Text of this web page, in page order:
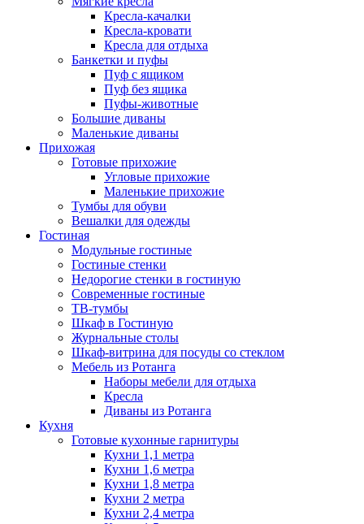
Кресла-качалки
Кресла-кровати
Кресла для отдыха
Банкетки и пуфы
Пуф с ящиком
Пуф без ящика
Пуфы-животные
Большие диваны
Маленькие диваны
Прихожая
Готовые прихожие
Угловые прихожие
Маленькие прихожие
Тумбы для обуви
Вешалки для одежды
Гостиная
Модульные гостиные
Гостиные стенки
Недорогие стенки в гостиную
Современные гостиные
ТВ-тумбы
Шкаф в Гостиную
Журнальные столы
Шкаф-витрина для посуды со стеклом
Мебель из Ротанга
Наборы мебели для отдыха
Кресла
Диваны из Ротанга
Кухня
Готовые кухонные гарнитуры
Кухни 1,1 метра
Кухни 1,6 метра
Кухни 1,8 метра
Кухни 2 метра
Кухни 2,4 метра